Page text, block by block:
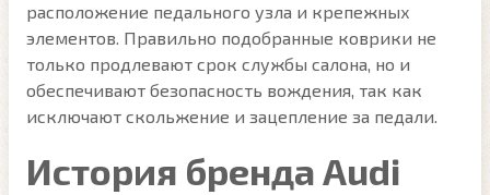
расположение педального узла и крепежных
элементов. Правильно подобранные коврики не
только продлевают срок службы салона, но и
обеспечивают безопасность вождения, так как
исключают скольжение и зацепление за педали.
История бренда Audi